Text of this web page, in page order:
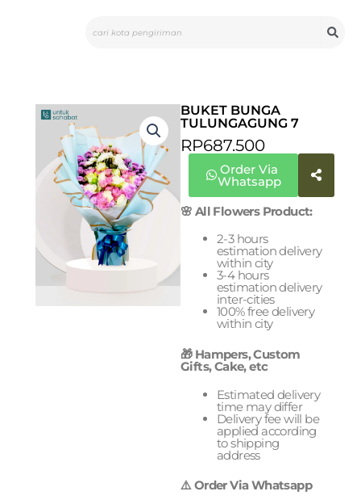
BUKET BUNGA
TULUNGAGUNG 7
RP687.500
Order Via
Whatsapp
🌸 All Flowers Product:
2-3 hours
estimation delivery
within city
3-4 hours
estimation delivery
inter-cities
100% free delivery
within city
🎁 Hampers, Custom
Gifts, Cake, etc
Estimated delivery
time may differ
Delivery fee will be
applied according
to shipping
address
⚠️ Order Via Whatsapp